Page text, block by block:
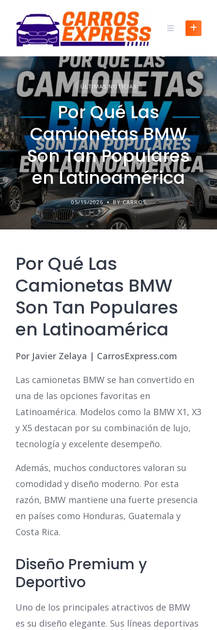
ÚLTIMAS NOTICIAS
Por Qué Las
Camionetas BMW
Son Tan Populares
en Latinoamérica
05/19/2026 BY CARROS
Por Qué Las
Camionetas BMW
Son Tan Populares
en Latinoamérica
Por Javier Zelaya | CarrosExpress.com
Las camionetas BMW se han convertido en
una de las opciones favoritas en
Latinoamérica. Modelos como la BMW X1, X3
y X5 destacan por su combinación de lujo,
tecnología y excelente desempeño.
Además, muchos conductores valoran su
comodidad y diseño moderno. Por esta
razón, BMW mantiene una fuerte presencia
en países como Honduras, Guatemala y
Costa Rica.
Diseño Premium y
Deportivo
Uno de los principales atractivos de BMW
es su diseño elegante. Sus líneas deportivas